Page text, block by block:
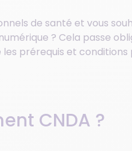
de santé et vous
? Cela passe
prérequis et
CNDA ?